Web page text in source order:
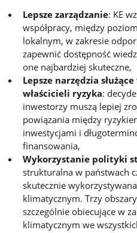
Lepsze zarządzanie: KE
współpracy, między
lokalnym, w zakresie
zapewnić dostępność
one najbardziej skuteczne,
Lepsze narzędzia
właścicieli ryzyka:
inwestorzy muszą lepiej
powiązania między
inwestycjami i
finansowania,
Wykorzystanie polityki
strukturalna w państwach
skutecznie
klimatycznym. Trzy
szczególnie obiecujące w
klimatycznym we